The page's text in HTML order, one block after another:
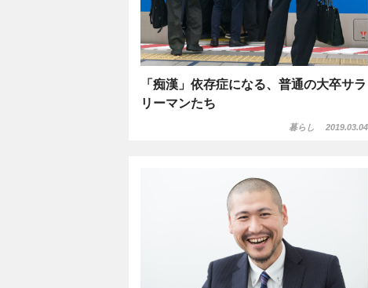
「痴漢」依存症になる、普通の大卒サラ
リーマンたち
暮らし 2019.03.04